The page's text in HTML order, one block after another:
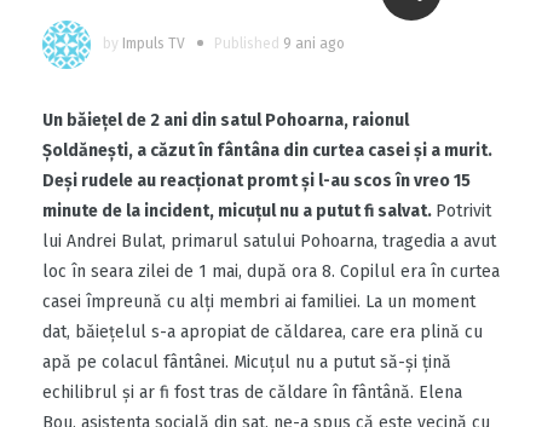
Cu-sprijinul-bancii-mondiale-un-fermier-
din-raionul-soldanesti-isi-modernizeaza-
Să ne fiți sănătoși
by Impuls TV Published 9 ani ago
Un băiețel de 2 ani din satul Pohoarna, raionul
Șoldănești, a căzut în fântâna din curtea casei și a murit.
Deși rudele au reacționat promt și l-au scos în vreo 15
minute de la incident, micuțul nu a putut fi salvat. Potrivit
lui Andrei Bulat, primarul satului Pohoarna, tragedia a avut
loc în seara zilei de 1 mai, după ora 8. Copilul era în curtea
casei împreună cu alți membri ai familiei. La un moment
dat, băiețelul s-a apropiat de căldarea, care era plină cu
apă pe colacul fântânei. Micuțul nu a putut să-și țină
echilibrul și ar fi fost tras de căldare în fântână. Elena
Bou, asistenta socială din sat, ne-a spus că este vecină cu